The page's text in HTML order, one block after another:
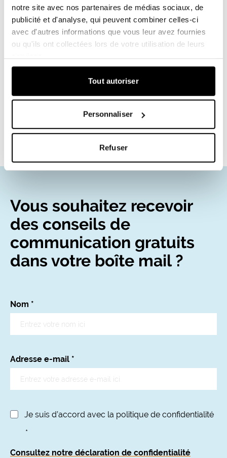
notre site avec nos partenaires de médias sociaux, de
publicité et d'analyse, qui peuvent combiner celles-ci
avec d'autres informations que vous leur avez fournies
ou qu'ils ont collectées lors de votre utilisation de leurs
Tout autoriser
Personnaliser
Refuser
immédiatement vous mettre au travail.
Prix: 29 euros
Auteur: Bart Derison
Commander le livre
Vous souhaitez recevoir
des conseils de
communication gratuits
dans votre boîte mail ?
Nom *
Adresse e-mail *
Je suis d’accord avec la politique de confidentialité
*
Consultez notre déclaration de confidentialité